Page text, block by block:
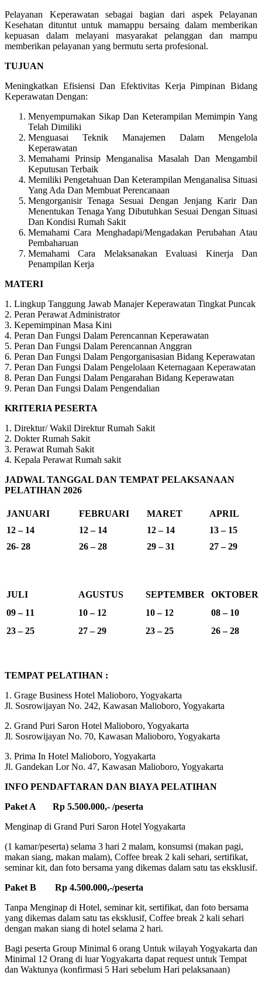
Pelayanan Keperawatan sebagai bagian dari aspek Pelayanan
Kesehatan dituntut untuk mamappu bersaing dalam memberikan
kepuasan dalam melayani masyarakat pelanggan dan mampu
memberikan pelayanan yang bermutu serta profesional.
TUJUAN
Meningkatkan Efisiensi Dan Efektivitas Kerja Pimpinan Bidang
Keperawatan Dengan:
Menyempurnakan Sikap Dan Keterampilan Memimpin Yang
Telah Dimiliki
Menguasai Teknik Manajemen Dalam Mengelola
Keperawatan
Memahami Prinsip Menganalisa Masalah Dan Mengambil
Keputusan Terbaik
Memiliki Pengetahuan Dan Keterampilan Menganalisa Situasi
Yang Ada Dan Membuat Perencanaan
Mengorganisir Tenaga Sesuai Dengan Jenjang Karir Dan
Menentukan Tenaga Yang Dibutuhkan Sesuai Dengan Situasi
Dan Kondisi Rumah Sakit
Memahami Cara Menghadapi/Mengadakan Perubahan Atau
Pembaharuan
Memahami Cara Melaksanakan Evaluasi Kinerja Dan
Penampilan Kerja
MATERI
1. Lingkup Tanggung Jawab Manajer Keperawatan Tingkat Puncak
2. Peran Perawat Administrator
3. Kepemimpinan Masa Kini
4. Peran Dan Fungsi Dalam Perencannan Keperawatan
5. Peran Dan Fungsi Dalam Perencannan Anggran
6. Peran Dan Fungsi Dalam Pengorganisasian Bidang Keperawatan
7. Peran Dan Fungsi Dalam Pengelolaan Keternagaan Keperawatan
8. Peran Dan Fungsi Dalam Pengarahan Bidang Keperawatan
9. Peran Dan Fungsi Dalam Pengendalian
KRITERIA PESERTA
1. Direktur/ Wakil Direktur Rumah Sakit
2. Dokter Rumah Sakit
3. Perawat Rumah Sakit
4. Kepala Perawat Rumah sakit
JADWAL TANGGAL DAN TEMPAT PELAKSANAAN
PELATIHAN 2026
JANUARI FEBRUARI MARET
APRIL
12 – 14
12 – 14 12 – 14
13 – 15
26- 28
26 – 28 29 – 31 27 – 29
JULI AGUSTUS SEPTEMBER
OKTOBER
09 – 11
10 – 12 10 – 12
08 – 10
23 – 25
27 – 29 23 – 25 26 – 28
TEMPAT PELATIHAN :
1. Grage Business Hotel Malioboro, Yogyakarta
Jl. Sosrowijayan No. 242, Kawasan Malioboro, Yogyakarta
2. Grand Puri Saron Hotel Malioboro, Yogyakarta
Jl. Sosrowijayan No. 70, Kawasan Malioboro, Yogyakarta
3. Prima In Hotel Malioboro, Yogyakarta
Jl. Gandekan Lor No. 47, Kawasan Malioboro, Yogyakarta
INFO PENDAFTARAN DAN BIAYA PELATIHAN
Paket A Rp 5.500.000,- /peserta
Menginap di Grand Puri Saron Hotel Yogyakarta
(1 kamar/peserta) selama 3 hari 2 malam, konsumsi (makan pagi,
makan siang, makan malam), Coffee break 2 kali sehari, sertifikat,
seminar kit, dan foto bersama yang dikemas dalam satu tas eksklusif.
Paket B Rp 4.500.000,-/peserta
Tanpa Menginap di Hotel, seminar kit, sertifikat, dan foto bersama
yang dikemas dalam satu tas eksklusif, Coffee break 2 kali sehari
dengan makan siang di hotel selama 2 hari.
Bagi peserta Group Minimal 6 orang Untuk wilayah Yogyakarta dan
Minimal 12 Orang di luar Yogyakarta dapat request untuk Tempat
dan Waktunya (konfirmasi 5 Hari sebelum Hari pelaksanaan)